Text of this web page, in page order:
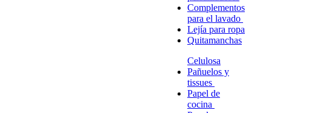
Complementos
para el lavado
Lejía para ropa
Quitamanchas
Celulosa
Pañuelos y
tissues
Papel de
cocina